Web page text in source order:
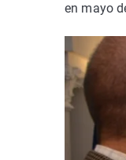
en mayo